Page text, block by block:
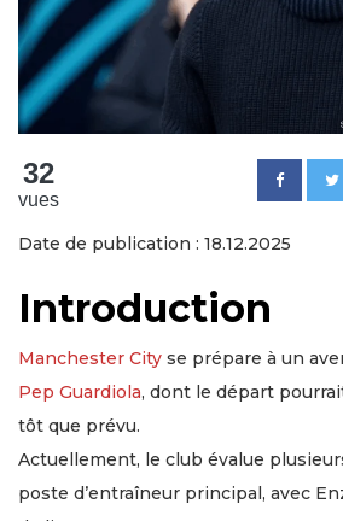
32
vues
Date de publication : 18.12.2025
Introduction
Manchester City se prépare à un
Pep Guardiola, dont le départ
tôt que prévu.
Actuellement, le club évalue
poste d’entraîneur principal, avec